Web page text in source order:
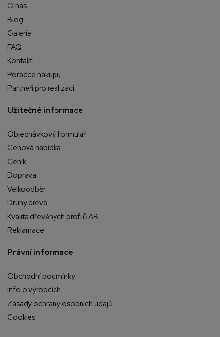
O nás
Blog
Galerie
FAQ
Kontakt
Poradce nákupu
Partneři pro realizaci
Užitečné informace
Objednávkový formulář
Cenová nabídka
Ceník
Doprava
Velkoodběr
Druhy dreva
Kvalita dřevěných profilů AB
Reklamace
Právní informace
Obchodní podmínky
Info o výrobcích
Zásady ochrany osobních údajů
Cookies